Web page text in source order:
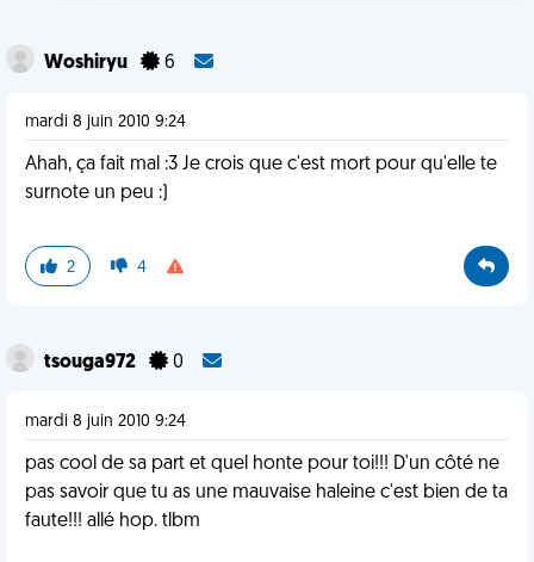
Woshiryu 6
mardi 8 juin 2010 9:24
Ahah, ça fait mal :3 Je crois que c'est mort pour qu'elle te
surnote un peu :)
2 4
tsouga972 0
mardi 8 juin 2010 9:24
pas cool de sa part et quel honte pour toi!!! D'un côté ne
pas savoir que tu as une mauvaise haleine c'est bien de ta
faute!!! allé hop. tlbm